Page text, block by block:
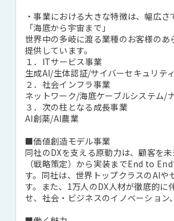
・事業における大きな特徴は、幅広さ
「海底から宇宙まで」
世界中の多岐に渡る業種のお客様の
提供しています。
１．ITサービス事業
生成AI/生体認証/サイバーセキュリテ
２．社会インフラ事業
ネットワーク/海底ケーブルシステム/
３．次の柱となる成長事業
AI創薬/AI農業
■価値創造モデル事業
同社のDXを支える原動力は、顧客を
（戦略策定）から実装までEnd to
す。同社は、世界トップクラスのAI
す。また、1万人のDX人材が徹底的
せ、社会・ビジネスのイノベーション